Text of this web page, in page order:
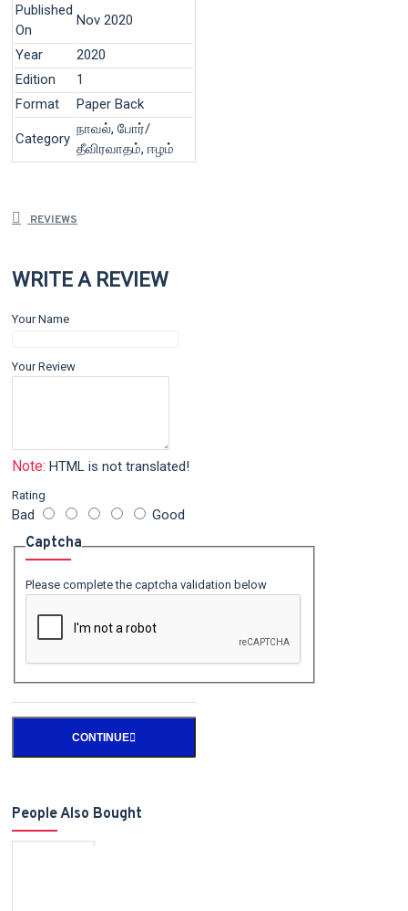
Published
On
Nov 2020
Year
2020
Edition
1
Format
Paper Back
Category
நாவல், போர்/
தீவிரவாதம், ஈழம்
REVIEWS
WRITE A REVIEW
Your Name
Your Review
Note: HTML is not translated!
Rating
Bad Good
Captcha
Please complete the captcha validation below
CONTINUE
People Also Bought